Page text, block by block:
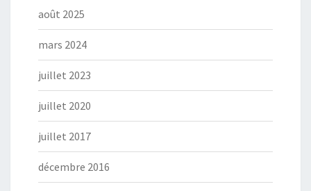
août 2025
mars 2024
juillet 2023
juillet 2020
juillet 2017
décembre 2016